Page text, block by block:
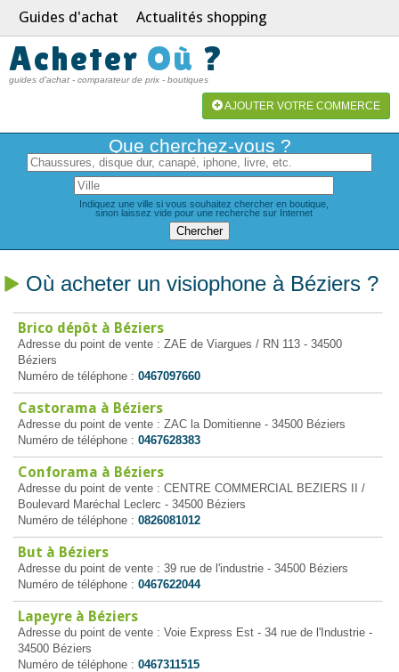
Guides d'achat Actualités shopping
Acheter Où ?
guides d'achat - comparateur de prix - boutiques
AJOUTER VOTRE COMMERCE
Que cherchez-vous ?
Indiquez une ville si vous souhaitez chercher en boutique,
sinon laissez vide pour une recherche sur Internet
Où acheter un visiophone à Béziers ?
Brico dépôt à Béziers
Adresse du point de vente : ZAE de Viargues / RN 113 - 34500
Béziers
Numéro de téléphone : 0467097660
Castorama à Béziers
Adresse du point de vente : ZAC la Domitienne - 34500 Béziers
Numéro de téléphone : 0467628383
Conforama à Béziers
Adresse du point de vente : CENTRE COMMERCIAL BEZIERS II /
Boulevard Maréchal Leclerc - 34500 Béziers
Numéro de téléphone : 0826081012
But à Béziers
Adresse du point de vente : 39 rue de l'industrie - 34500 Béziers
Numéro de téléphone : 0467622044
Lapeyre à Béziers
Adresse du point de vente : Voie Express Est - 34 rue de l'Industrie -
34500 Béziers
Numéro de téléphone : 0467311515